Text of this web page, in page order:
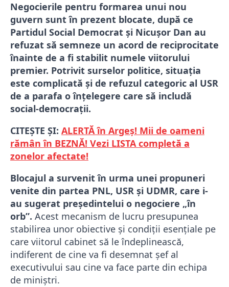
Negocierile pentru formarea unui nou
guvern sunt în prezent blocate, după ce
Partidul Social Democrat și Nicușor Dan au
refuzat să semneze un acord de reciprocitate
înainte de a fi stabilit numele viitorului
premier. Potrivit surselor politice, situația
este complicată și de refuzul categoric al USR
de a parafa o înțelegere care să includă
social-democrații.
CITEȘTE ȘI: ALERTĂ în Argeș! Mii de oameni
rămân în BEZNĂ! Vezi LISTA completă a
zonelor afectate!
Blocajul a survenit în urma unei propuneri
venite din partea PNL, USR și UDMR, care i-
au sugerat președintelui o negociere „în
orb”. Acest mecanism de lucru presupunea
stabilirea unor obiective și condiții esențiale pe
care viitorul cabinet să le îndeplinească,
indiferent de cine va fi desemnat șef al
executivului sau cine va face parte din echipa
de miniștri.